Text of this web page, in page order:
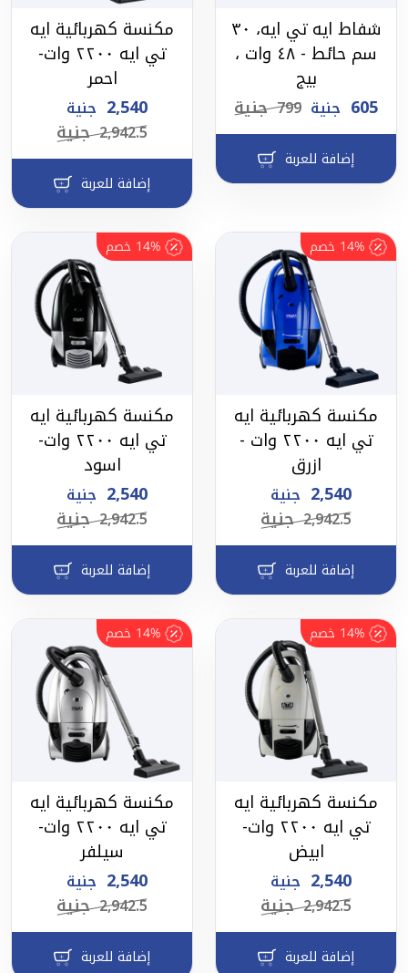
شفاط ايه تي ايه، ٣٠
سم حائط - ٤٨ وات ،
بيج
605 جنية 799 جنية
إضافة للعربة
مكنسة كهربائية ايه
تي ايه ٢٢٠٠ وات-
احمر
2,540 جنية
2,942.5 جنية
إضافة للعربة
14% خصم
مكنسة كهربائية ايه
تي ايه ٢٢٠٠ وات -
ازرق
2,540 جنية
2,942.5 جنية
إضافة للعربة
14% خصم
مكنسة كهربائية ايه
تي ايه ٢٢٠٠ وات-
اسود
2,540 جنية
2,942.5 جنية
إضافة للعربة
14% خصم
مكنسة كهربائية ايه
تي ايه ٢٢٠٠ وات-
ابيض
2,540 جنية
2,942.5 جنية
إضافة للعربة
14% خصم
مكنسة كهربائية ايه
تي ايه ٢٢٠٠ وات-
سيلفر
2,540 جنية
2,942.5 جنية
إضافة للعربة